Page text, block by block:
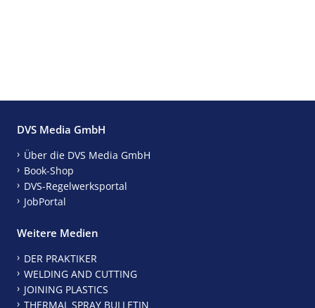
DVS Media GmbH
Über die DVS Media GmbH
Book-Shop
DVS-Regelwerksportal
JobPortal
Weitere Medien
DER PRAKTIKER
WELDING AND CUTTING
JOINING PLASTICS
THERMAL SPRAY BULLETIN